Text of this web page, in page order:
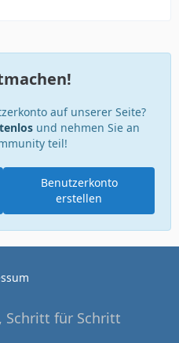
auf unserer Seite?
und nehmen Sie an
teil!
Benutzerkonto
erstellen
Schritt für Schritt